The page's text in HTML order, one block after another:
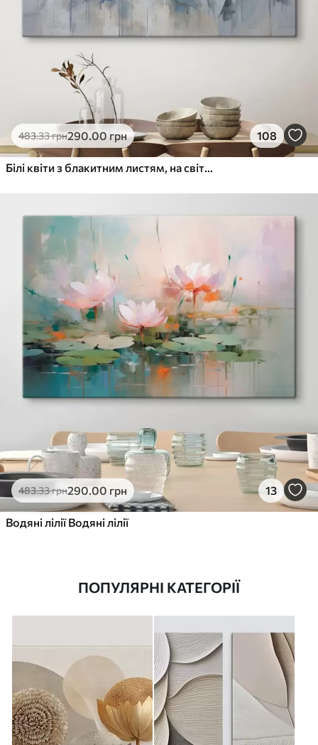
483.33грн290.00 грн 108
Білі квіти з блакитним листям, на світло-бежевому тлі, з видимими мазками пензля
483.33грн290.00 грн 13
Водяні лілії Водяні лілії
ПОПУЛЯРНІ КАТЕГОРІЇ